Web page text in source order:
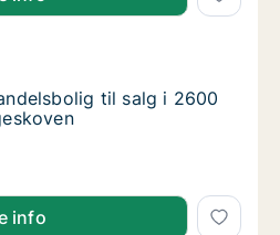
til salg i 2600
til salg i 2600 Glostrup,
til salg i 2600
til salg i 2600
til salg i 2600
info